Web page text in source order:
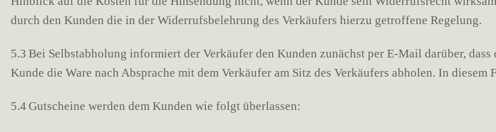
durch den Kunden die in der Widerrufsbelehrung des Verkäufers hierzu getroffene Regelung.
5.3 Bei Selbstabholung informiert der Verkäufer den Kunden zunächst per E-Mail darüber,
Kunde die Ware nach Absprache mit dem Verkäufer am Sitz des Verkäufers abholen. In diesem
5.4 Gutscheine werden dem Kunden wie folgt überlassen: